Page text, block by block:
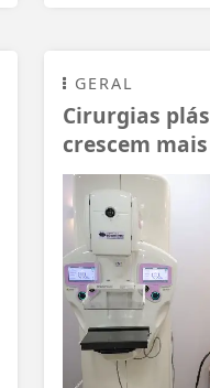
GERAL
Cirurgias
crescem